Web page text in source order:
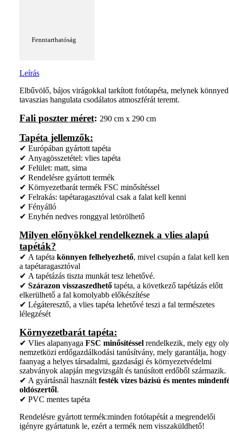
Fenntarthatóság
Leírás
Elbűvölő, bájos virágokkal tarkított fotótapéta, melynek
tavaszias hangulata csodálatos atmoszférát teremt.
Fali poszter méret: 290 cm x 290 cm
Tapéta jellemzők:
✔ Európában gyártott tapéta
✔ Anyagösszetétel: vlies tapéta
✔ Felület: matt, sima
✔ Rendelésre gyártott termék
✔ Környezetbarát termék FSC minősítéssel
✔ Felrakás: tapétaragasztóval csak a falat kell kenni
✔ Fényálló
✔ Enyhén nedves ronggyal letörölhető
Milyen előnyökkel rendelkeznek a vlies alapú
tapéták?
✔ A tapéta könnyen felhelyezhető, mivel csupán a falat kell
a tapétaragasztóval
✔ A tapétázás tiszta munkát tesz lehetővé.
✔ Szárazon visszaszedhető tapéta, a következő tapétázás előtt
elkerülhető a fal komolyabb előkészítése
✔ Légáteresztő, a vlies tapéta lehetővé teszi a fal természetes
lélegzését
Környezetbarát tapéta:
✔ Vlies alapanyaga FSC minősítéssel rendelkezik, mely egy
nemzetközi erdőgazdálkodási tanúsítvány, mely garantálja, hogy
faanyag a helyes társadalmi, gazdasági és környezetvédelmi
szabványok alapján megvizsgált és tanúsított erdőből származik.
✔ A gyártásnál használt festék vizes bázisú és mentes
oldószertől.
✔ PVC mentes tapéta
Rendelésre gyártott termék:minden fotótapétát a megrendelői
igényre gyártatunk le, ezért a termék nem visszaküldhető!